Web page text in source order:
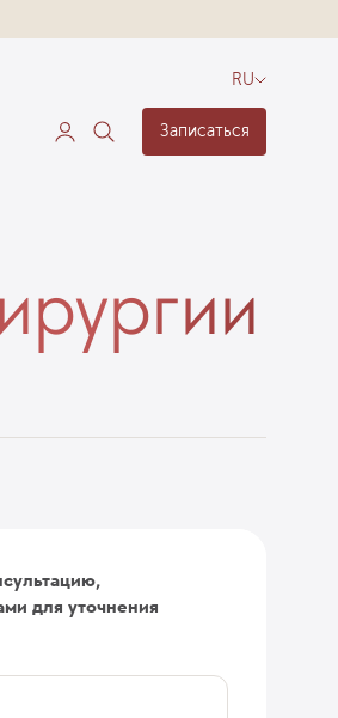
RU
Записаться
для уточнения